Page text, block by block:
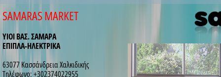
SAMARAS MARKET
ΥΙΟΙ ΒΑΣ. ΣΑΜΑΡΑ
ΕΠΙΠΛΑ-ΗΛΕΚΤΡΙΚΑ
63077 Κασσάνδρεια Χαλκιδικής
Τηλέφωνο: +302374022955